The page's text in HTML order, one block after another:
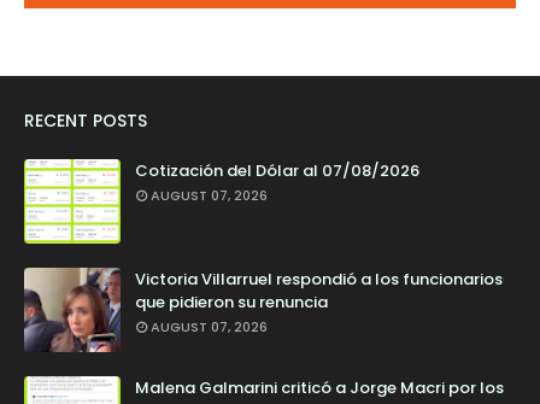
RECENT POSTS
Cotización del Dólar al 07/08/2026
AUGUST 07, 2026
Victoria Villarruel respondió a los funcionarios
que pidieron su renuncia
AUGUST 07, 2026
Malena Galmarini criticó a Jorge Macri por los